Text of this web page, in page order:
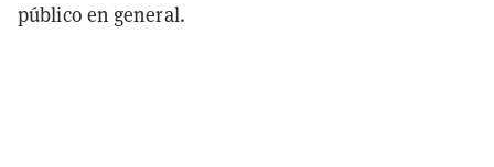
público en general.